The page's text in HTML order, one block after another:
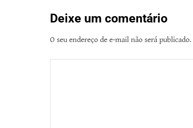
Deixe um comentário
O seu endereço de e-mail não será publicado.